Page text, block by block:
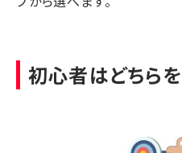
初心者はどちら